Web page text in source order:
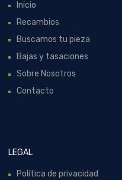
Inicio
Recambios
Buscamos tu pieza
Bajas y tasaciones
Sobre Nosotros
Contacto
LEGAL
Política de privacidad